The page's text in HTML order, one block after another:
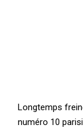
Longtemps
numéro 10